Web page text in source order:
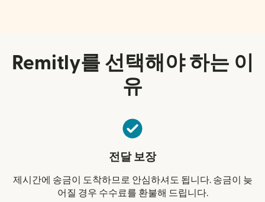
Remitly를 선택해야 하는 이
유
전달 보장
제시간에 송금이 도착하므로 안심하셔도 됩니다. 송금이 늦
어질 경우 수수료를 환불해 드립니다.